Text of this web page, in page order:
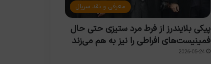
معرفی و نقد سریال
پیکی بلایندرز از فرط مرد ستیزی حتی حال
فمینیست‌های افراطی را نیز به هم می‌زند
2026-05-24